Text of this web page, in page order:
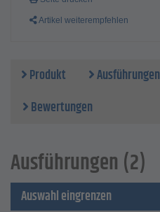
Artikel weiterempfehlen
Produkt Ausführungen
Bewertungen
Ausführungen (2)
Auswahl eingrenzen